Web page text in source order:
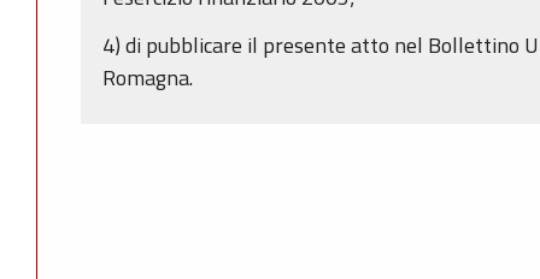
4) di pubblicare il presente atto nel Bollettino
Romagna.